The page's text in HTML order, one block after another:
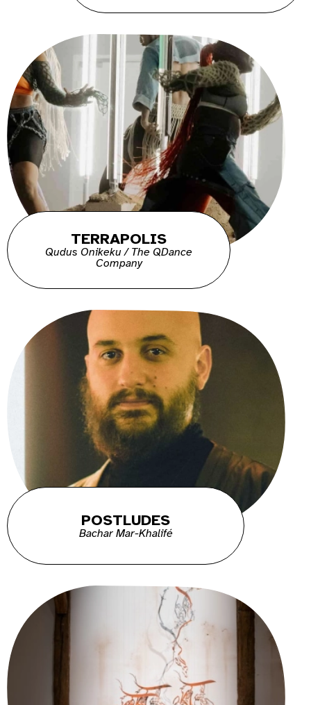
TERRAPOLIS
Qudus Onikeku / The QDance
Company
POSTLUDES
Bachar Mar-Khalifé